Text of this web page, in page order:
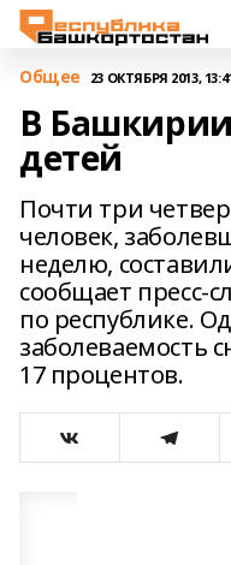
Общее 23 ОКТЯБРЯ 2013,
В
детей
Почти три
человек,
неделю,
сообщает пресс-
по республике.
заболеваемость
17 процентов.